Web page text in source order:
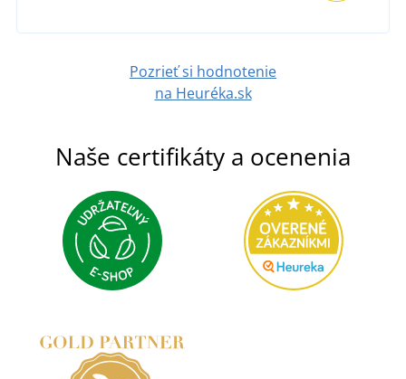
Pozrieť si hodnotenie
na Heuréka.sk
Naše certifikáty a ocenenia